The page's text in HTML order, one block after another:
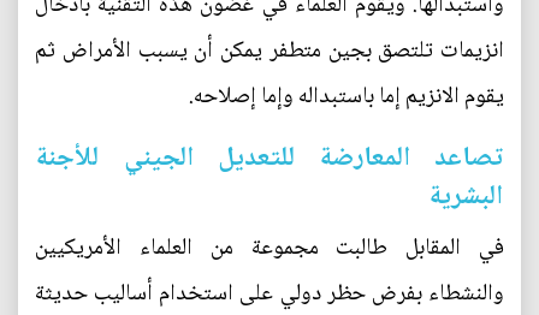
انزيمات تلتصق بجين متطفر يمكن أن يسبب الأمراض ثم
يقوم الانزيم إما باستبداله وإما إصلاحه.
تصاعد المعارضة للتعديل الجيني للأجنة
البشرية
في المقابل طالبت مجموعة من العلماء الأمريكيين
والنشطاء بفرض حظر دولي على استخدام أساليب حديثة